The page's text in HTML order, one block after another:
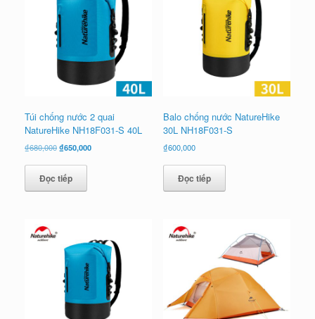
Túi chống nước 2 quai
NatureHike NH18F031-S 40L
₫680,000Giá
là:
₫680,000.
₫650,000Giá
Đọc tiếp
Balo chống nước NatureHike
30L NH18F031-S
₫600,000
Đọc tiếp